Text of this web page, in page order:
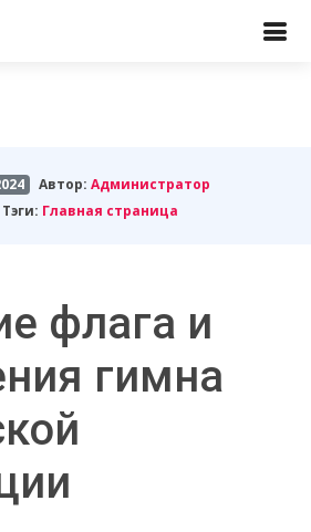
Автор:Администратор
Тэги: Главная страница
флага и
гимна